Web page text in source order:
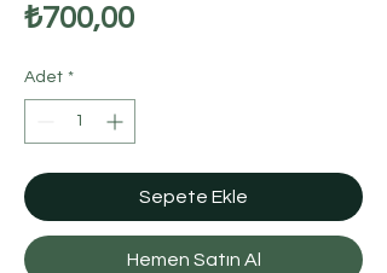
₺700,00Fiyat
Adet *
Sepete Ekle
Hemen Satın Al